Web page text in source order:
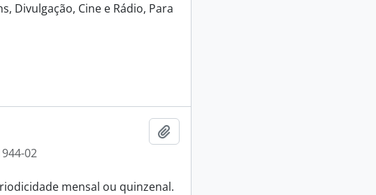
Divulgação, Cine e Rádio, Para
02
mensal ou quinzenal.